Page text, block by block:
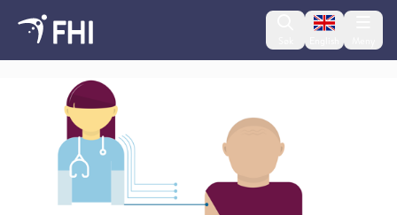
Change
Folkehelseinstituttet